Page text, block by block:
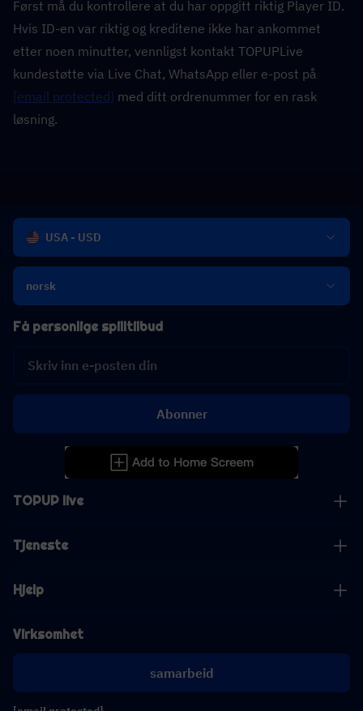
Først må du kontrollere at du har oppgitt riktig Player ID.
Hvis ID-en var riktig og kreditene ikke har ankommet
etter noen minutter, vennligst kontakt TOPUPLive
[email protected] med ditt ordrenummer for en rask
løsning.
USA - USD
norsk
TOPUP live
Tjeneste
Hjelp
Virksomhet
samarbeid
Få personlige spilltilbud
Abonner